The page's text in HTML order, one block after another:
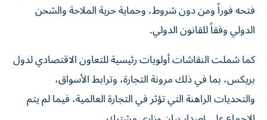
فتحه فوراً ومن دون شروط، وحماية حرية الملاحة والشحن
الدولي وفقاً للقانون الدولي.
كما شملت النقاشات أولويات رئيسية للتعاون الاقتصادي لدول
بريكس، بما في ذلك مرونة التجارة، وترابط الأسواق،
والتحديات الراهنة التي تؤثر في التجارة العالمية، فيما لم يتم